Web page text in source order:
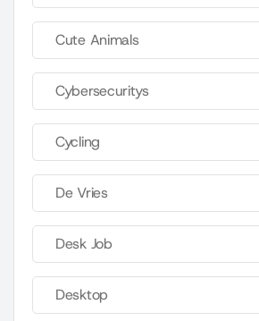
Cute Animals
Cybersecuritys
Cycling
De Vries
Desk Job
Desktop